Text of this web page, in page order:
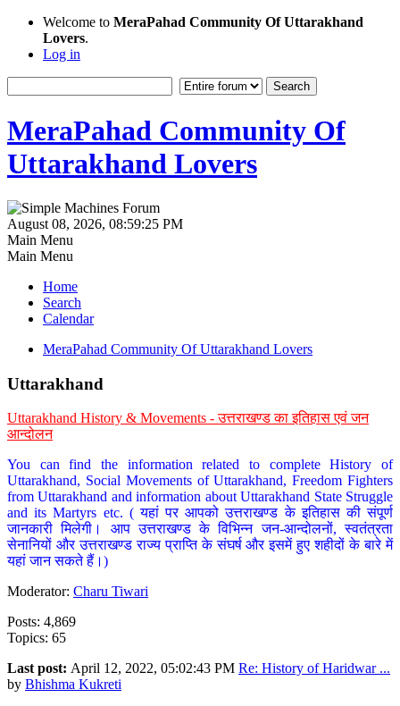
Welcome to MeraPahad Community Of Uttarakhand
Lovers.
Log in
MeraPahad Community Of
Uttarakhand Lovers
August 08, 2026, 08:59:25 PM
Main Menu
Main Menu
Home
Search
Calendar
MeraPahad Community Of Uttarakhand Lovers
Uttarakhand
Uttarakhand History & Movements - उत्तराखण्ड का इतिहास एवं जन
आन्दोलन
You can find the information related to complete History of
Uttarakhand, Social Movements of Uttarakhand, Freedom Fighters
from Uttarakhand and information about Uttarakhand State Struggle
and its Martyrs etc. ( यहां पर आपको उत्तराखण्ड के इतिहास की संपूर्ण
जानकारी मिलेगी। आप उत्तराखण्ड के विभिन्न जन-आन्दोलनों, स्वतंत्रता
सेनानियों और उत्तराखण्ड राज्य प्राप्ति के संघर्ष और इसमें हुए शहीदों के बारे में
यहां जान सकते हैं।)
Moderator: Charu Tiwari
Posts: 4,869
Topics: 65
Last post: April 12, 2022, 05:02:43 PM Re: History of Haridwar ...
by Bhishma Kukreti